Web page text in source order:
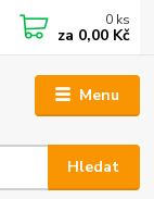
Menu
Hledat
0 ks
za 0,00 Kč